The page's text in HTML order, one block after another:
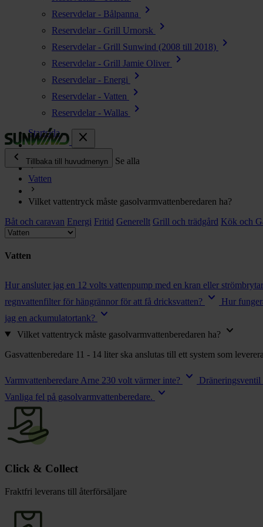
Reservdelar - Bålpanna chevron_right
Reservdelar - Grill Urnorsk chevron_right
Reservdelar - Grill Sunwind (2008 till 2018) chevron_right
Reservdelar - Grill Jamie Oliver chevron_right
Reservdelar - Energi chevron_right
Reservdelar - Vatten chevron_right
Reservdelar - Wallas
chevron_right
close
chevron_left
Tillbaka till huvudmenyn Se alla
Energi
chevron_right
Värme chevron_right
Grill & Fritid chevron_right
Lacanche
Reservdelar chevron_right
Startsida
Vatten
Vilket vattentryck måste gasolvarmvattenberedaren ha?
Båt och caravan Energi Fritid Generellt Grill och trädgård Kök och
Vatten
Hur ansluter jag en 12 volts vattenpump med en kran eller
regnvattenfilter för hängrännor för att få dricksvatten? keyboard_arrow_down Hur
jag en ackumulatortank? keyboard_arrow_down
Vilket vattentryck måste gasolvarmvattenberedaren ha? keyboard_arrow_down
Gasvattenberedare 11 - 14 liter ska anslutas till ett system som
Varmvattenberedare Arne 230 volt värmer inte? keyboard_arrow_down Dräneringsventil
Vanliga fel på gasolvarmvattenberedare. keyboard_arrow_down
Click & Collect
Fraktfri leverans till återförsäljare